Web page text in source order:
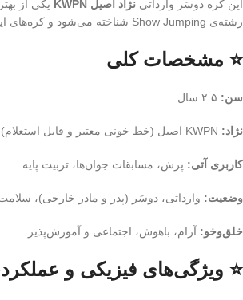
این کره دوسَر وارداتی نژاد اصیل KWPN یکی از
رشته‌ی Show Jumping شناخته می‌شود و کره‌های این نژاد از همان سنین کم، قدرت، هوش و تعادل فوق‌العاده‌ای نشان می‌دهند.
⭐ مشخصات کلی
سن:
نژاد:
کاربری آتی: پرش، مسابقات جوان‌ها، تربیت پایه
وضعیت: وارداتی، دوسَر (پدر و مادر خارجی)،
خلق‌وخو: آرام، باهوش، اجتماعی و آموزش‌پذیر
⭐ ویژگی‌های فیزیکی و